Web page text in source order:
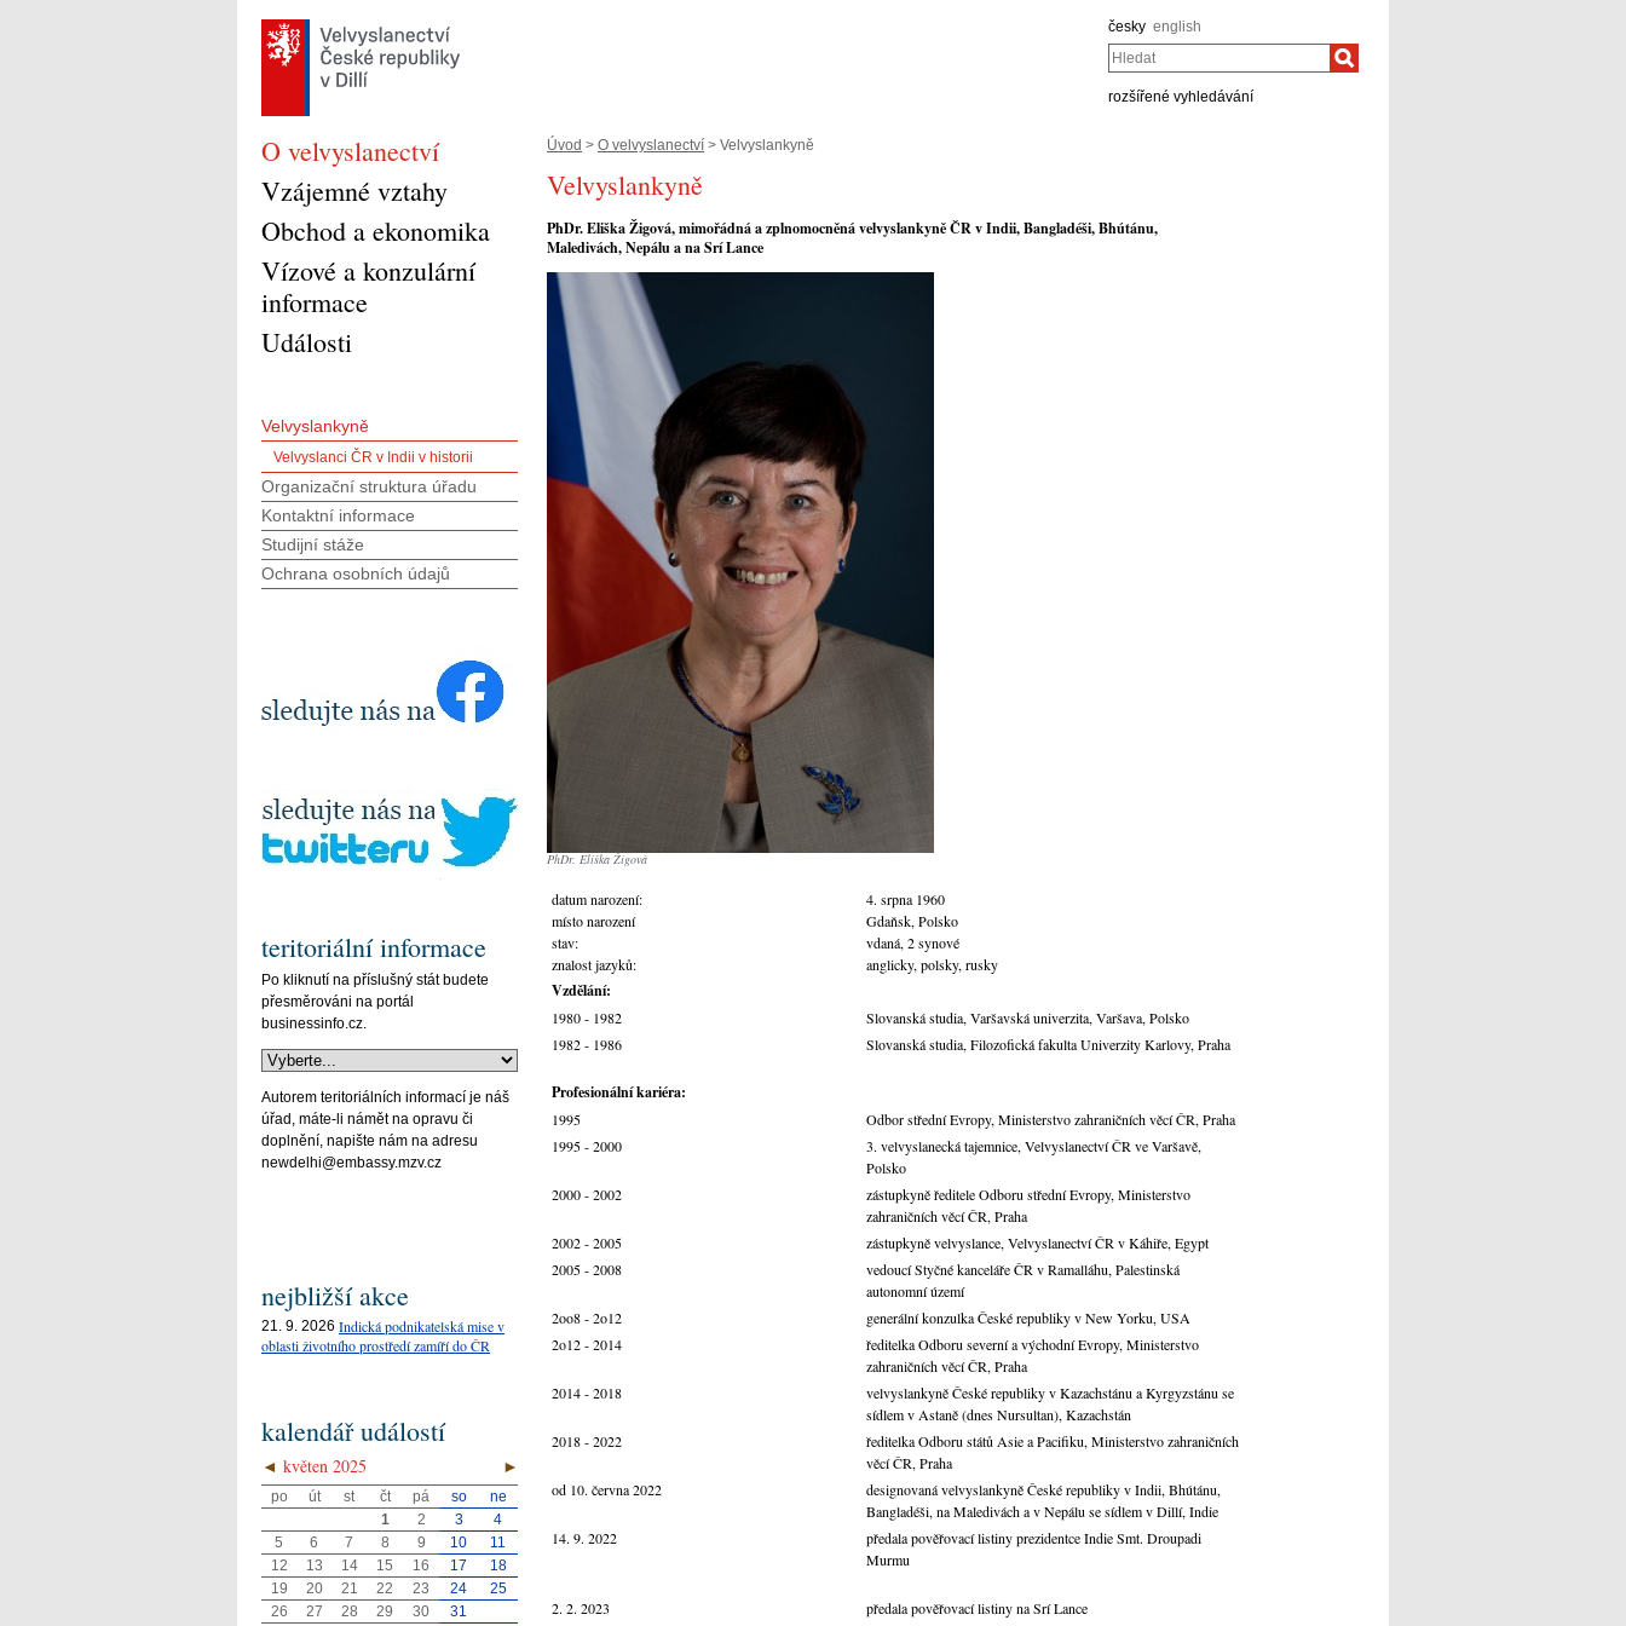
česky english
Hledat
rozšířené vyhledávání
Úvod > O velvyslanectví > Velvyslankyně
Velvyslankyně
PhDr. Eliška Žigová, mimořádná a zplnomocněná velvyslankyně ČR v Indii, Bangladéši, Bhútánu,
Maledivách, Nepálu a na Srí Lance
PhDr. Eliška Žigová
datum narození:
místo narození
stav:
znalost jazyků:
4. srpna 1960
Gdaňsk, Polsko
vdaná, 2 synové
anglicky, polsky, rusky
Vzdělání:
1980 - 1982
Slovanská studia, Varšavská univerzita, Varšava, Polsko
1982 - 1986
Slovanská studia, Filozofická fakulta Univerzity Karlovy, Praha
Profesionální kariéra:
1995
Odbor střední Evropy, Ministerstvo zahraničních věcí ČR, Praha
1995 - 2000
3. velvyslanecká tajemnice, Velvyslanectví ČR ve Varšavě,
Polsko
2000 - 2002
zástupkyně ředitele Odboru střední Evropy, Ministerstvo
zahraničních věcí ČR, Praha
2002 - 2005
zástupkyně velvyslance, Velvyslanectví ČR v Káhiře, Egypt
2005 - 2008
vedoucí Styčné kanceláře ČR v Ramalláhu, Palestinská
autonomní území
2oo8 - 2o12
generální konzulka České republiky v New Yorku, USA
2o12 - 2014
ředitelka Odboru severní a východní Evropy, Ministerstvo
zahraničních věcí ČR, Praha
2014 - 2018
velvyslankyně České republiky v Kazachstánu a Kyrgyzstánu se
sídlem v Astaně (dnes Nursultan), Kazachstán
2018 - 2022
ředitelka Odboru států Asie a Pacifiku, Ministerstvo zahraničních
věcí ČR, Praha
od 10. června 2022
designovaná velvyslankyně České republiky v Indii, Bhútánu,
Bangladéši, na Maledivách a v Nepálu se sídlem v Dillí, Indie
14. 9. 2022
předala pověřovací listiny prezidentce Indie Smt. Droupadi
Murmu
2. 2. 2023
předala pověřovací listiny na Srí Lance
O velvyslanectví
Vzájemné vztahy
Obchod a ekonomika
Vízové a konzulární
informace
Události
Velvyslankyně
Velvyslanci ČR v Indii v historii
Organizační struktura úřadu
Kontaktní informace
Studijní stáže
Ochrana osobních údajů
teritoriální informace
Po kliknutí na příslušný stát budete
přesměrováni na portál
businessinfo.cz.
Autorem teritoriálních informací je náš
úřad, máte-li námět na opravu či
doplnění, napište nám na adresu
newdelhi@embassy.mzv.cz
nejbližší akce
21. 9. 2026 Indická podnikatelská mise v
oblasti životního prostředí zamíří do ČR
kalendář událostí
◄ ►
květen 2025
po út st čt pá so
ne
1
2 3
4
5
6 7 8 9 10
11
12
13 14 15 16 17
18
19
20 21 22 23 24
25
26
27 28 29 30 31